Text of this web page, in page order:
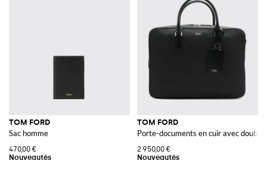
TOM FORD
Sac homme
470,00 €
TOM FORD
Porte-documents en cuir avec
2 950,00 €